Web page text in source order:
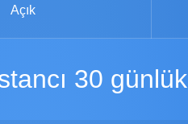
Açık
30 günlük